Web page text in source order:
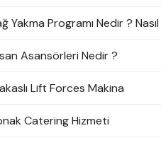
Yakma Programı Nedir ? Nasıl
Asansörleri Nedir ?
Lift Forces Makina
Catering Hizmeti